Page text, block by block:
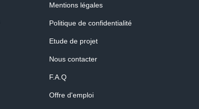
Mentions légales
Politique de confidentialité
Etude de projet
Nous contacter
F.A.Q
Offre d'emploi